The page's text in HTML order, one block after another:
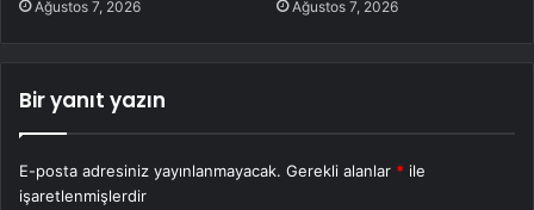
Ağustos 7, 2026 Ağustos 7, 2026
Bir yanıt yazın
E-posta adresiniz yayınlanmayacak. Gerekli alanlar * ile
işaretlenmişlerdir